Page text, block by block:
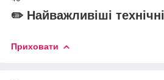
✏️ Найважливіші
Приховати